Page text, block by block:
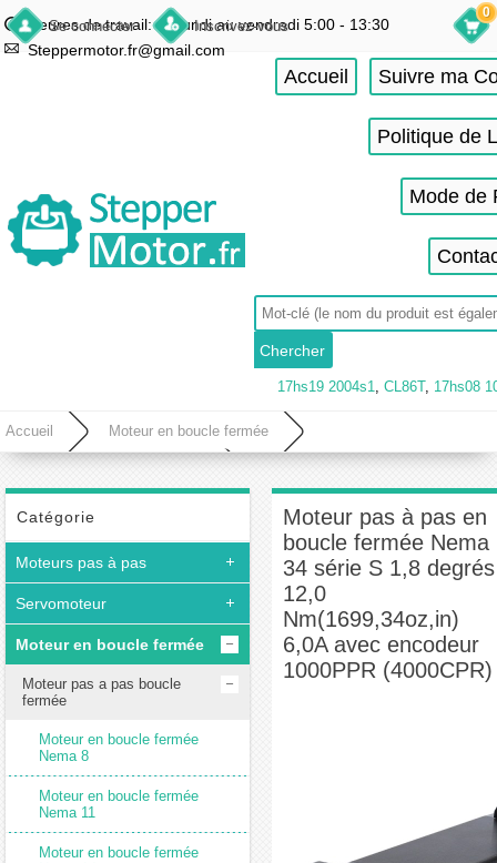
Se connecter Inscrivez-vous
Heures de travail: du lundi au vendredi 5:00 - 13:30
Steppermotor.fr@gmail.com
0
Accueil Suivre ma
Politique de
Mode de
17hs19 2004s1, CL86T, 17hs08
Accueil Moteur en boucle fermée
Moteur pas à pas en boucle fermée Nema 34 série S 1,8 degrés 12,0
Nm(1699,34oz,in) 6,0A avec encodeur 1000PPR (4000CPR)
Catégorie
Moteurs pas à pas
Servomoteur
Moteur en boucle fermée
Moteur pas a pas boucle
fermée
Moteur en boucle fermée
Nema 8
Moteur en boucle fermée
Nema 11
Moteur en boucle fermée
Moteur pas à pas en
boucle fermée Nema
34 série S 1,8 degrés
12,0
Nm(1699,34oz,in)
6,0A avec encodeur
1000PPR (4000CPR)